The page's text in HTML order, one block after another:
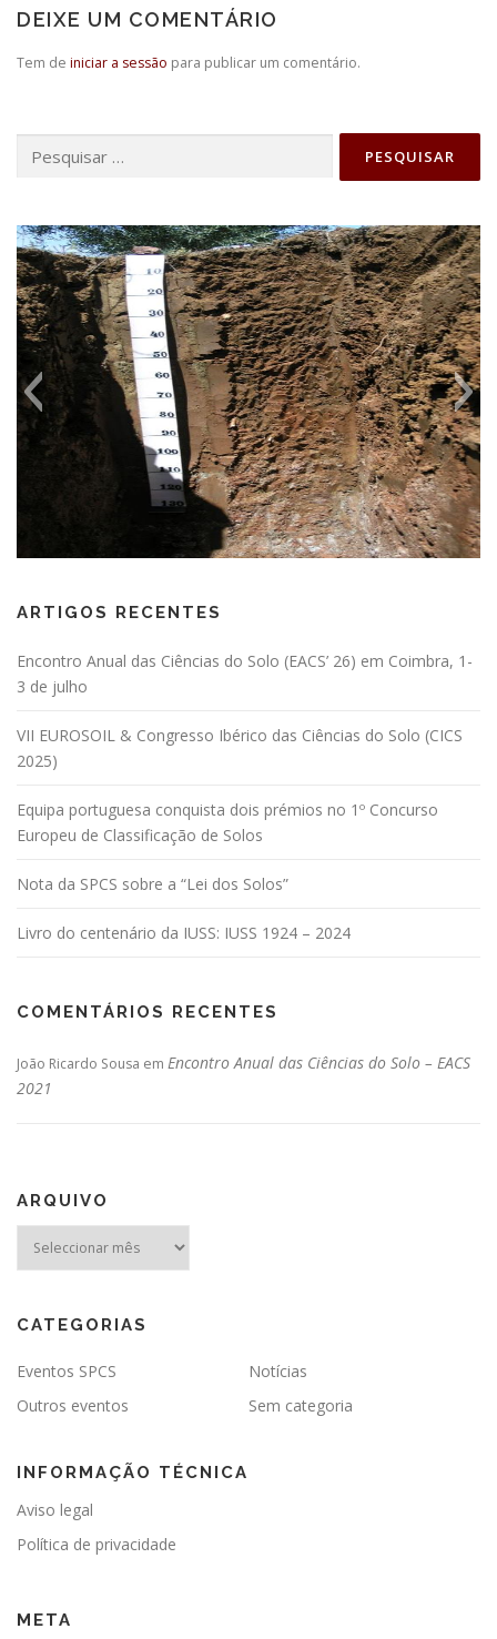
DEIXE UM COMENTÁRIO
Tem de iniciar a sessão para publicar um comentário.
por:
ARTIGOS RECENTES
Encontro Anual das Ciências do Solo (EACS’ 26) em Coimbra, 1-
3 de julho
VII EUROSOIL & Congresso Ibérico das Ciências do Solo (CICS
2025)
Equipa portuguesa conquista dois prémios no 1º Concurso
Europeu de Classificação de Solos
Nota da SPCS sobre a “Lei dos Solos”
Livro do centenário da IUSS: IUSS 1924 – 2024
COMENTÁRIOS RECENTES
João Ricardo Sousa em Encontro Anual das Ciências do Solo – EACS
2021
ARQUIVO
CATEGORIAS
Eventos SPCS
Notícias
Outros eventos
Sem categoria
INFORMAÇÃO TÉCNICA
Aviso legal
Política de privacidade
META